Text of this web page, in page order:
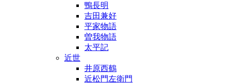
鴨長明
吉田兼好
平家物語
曽我物語
太平記
近世
井原西鶴
近松門左衛門